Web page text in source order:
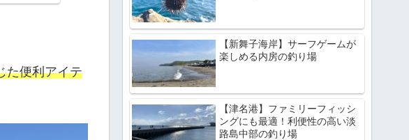
た便利アイテ
【新舞子海岸】サーフゲームが
楽しめる内房の釣り場
【津名港】ファミリーフィッシ
ングにも最適！利便性の高い淡
路島中部の釣り場